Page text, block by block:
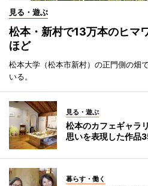
見る・遊ぶ
松本・新村で13万本のヒ
ほど
松本大学（松本市新村）の正門側の畑
いる。
見る・遊ぶ
松本のカフェギャラ
思いを表現した作品
暮らす・働く